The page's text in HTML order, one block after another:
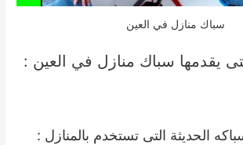
سباك منازل في العين
يقدمها سباك منازل في العين :
الحديثة التى تستخدم بالمنازل :